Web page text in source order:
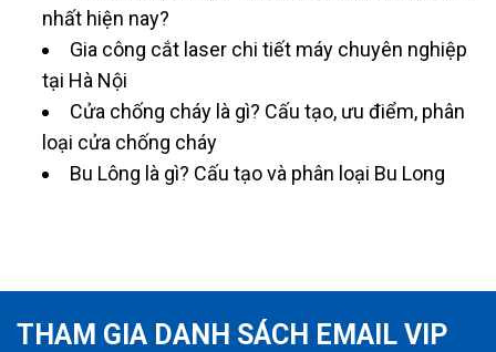
nhất hiện nay?
Gia công cắt laser chi tiết máy chuyên nghiệp
tại Hà Nội
Cửa chống cháy là gì? Cấu tạo, ưu điểm, phân
loại cửa chống cháy
Bu Lông là gì? Cấu tạo và phân loại Bu Long
THAM GIA DANH SÁCH EMAIL VIP